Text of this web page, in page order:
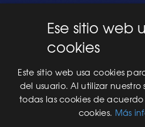
EMPEZANDO
Nuevo en GLI
Nuevo Software
Una Nueva Máquina
Modificaciones al Software
Modificaciones al Hardware
Ese sitio web
cookies
Este sitio web usa cookies
del usuario. Al utilizar
todas las cookies de
cookies. Más